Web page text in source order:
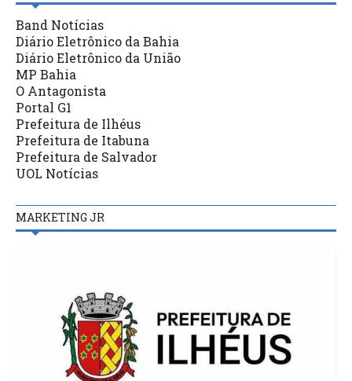
Band Notícias
Diário Eletrônico da Bahia
Diário Eletrônico da União
MP Bahia
O Antagonista
Portal G1
Prefeitura de Ilhéus
Prefeitura de Itabuna
Prefeitura de Salvador
UOL Notícias
MARKETING JR